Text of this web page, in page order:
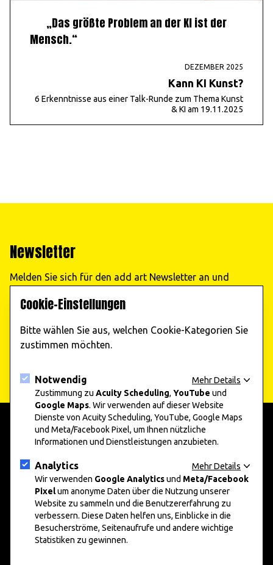
„Das größte Problem an der KI ist der
Mensch.“
DEZEMBER 2025
Kann KI Kunst?
6 Erkenntnisse aus einer Talk-Runde zum Thema Kunst
& KI am 19.11.2025
Newsletter
Melden Sie sich für den add art Newsletter an und
Veranstaltungen!
Jetzt abonnieren
add art 2025
Unternehmen und Kunst 2025
Nachwuchskunst 2025
Informationen
Datenschutz
Impressum
Social Media
Instagram
Cookie-Einstellungen
Bitte wählen Sie aus, welchen Cookie-Kategorien Sie
zustimmen möchten.
Notwendig
Mehr Details
Zustimmung zu Acuity Scheduling, YouTube und
Google Maps. Wir verwenden auf dieser Website
Dienste von Acuity Scheduling, YouTube, Google Maps
und Meta/Facebook Pixel, um Ihnen nützliche
Informationen und Dienstleistungen anzubieten.
Analytics
Mehr Details
Wir verwenden Google Analyticsund Meta/Facebook
Pixelum anonyme Daten über die Nutzung unserer
Website zu sammeln und die Benutzererfahrung zu
verbessern. Diese Daten helfen uns, Einblicke in die
Besucherströme, Seitenaufrufe und andere wichtige
Statistiken zu gewinnen.